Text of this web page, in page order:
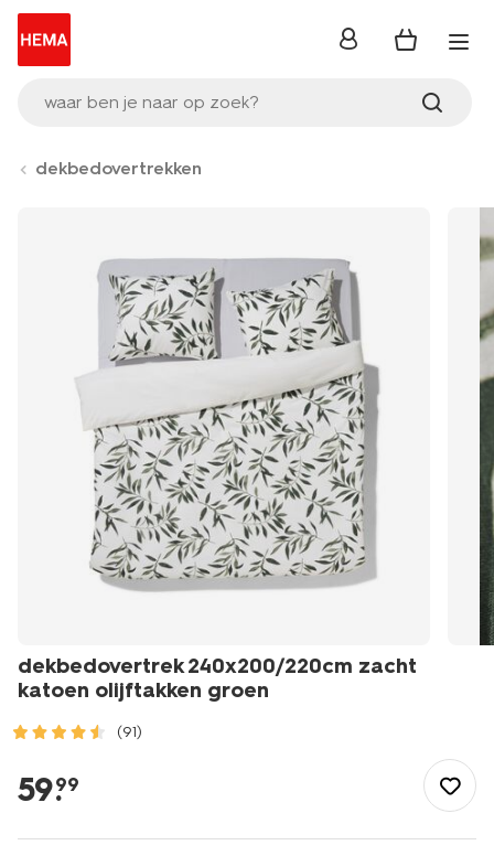
waar ben je naar op zoek?
inloggen
dekbedovertrekken
dekbedovertrek 240x200/220cm zacht
katoen olijftakken groen
(91)
slapen/slapen/dekbedovertrek/dekbedovertrek-
240x200%2F220cm-
katoen-
59.
99